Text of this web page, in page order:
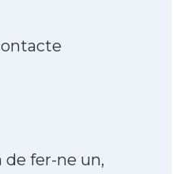
de fer-ne un,